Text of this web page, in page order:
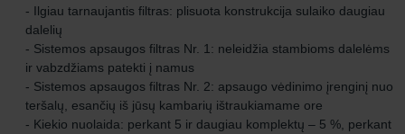
- Ilgiau tarnaujantis filtras: plisuota konstrukcija sulaiko daugiau
dalelių
- Sistemos apsaugos filtras Nr. 1: neleidžia stambioms dalelėms
ir vabzdžiams patekti į namus
- Sistemos apsaugos filtras Nr. 2: apsaugo vėdinimo įrenginį nuo
teršalų, esančių iš jūsų kambarių ištraukiamame ore
- Kiekio nuolaida: perkant 5 ir daugiau komplektų – 5 %, perkant